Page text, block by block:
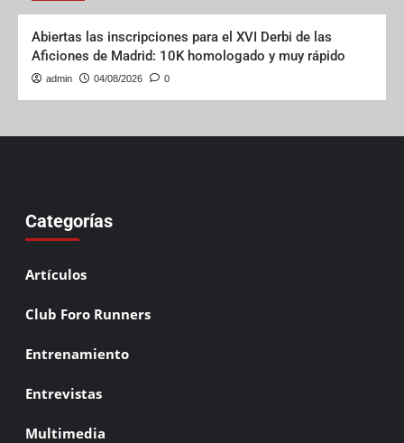
Abiertas las inscripciones para el XVI Derbi de las
Aficiones de Madrid: 10K homologado y muy rápido
admin 04/08/2026 0
Categorías
Artículos
Club Foro Runners
Entrenamiento
Entrevistas
Multimedia